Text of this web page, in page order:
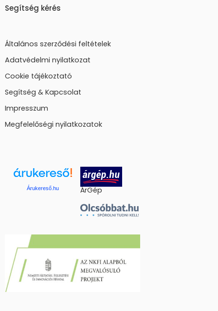
Segítség kérés
Általános szerződési feltételek
Adatvédelmi nyilatkozat
Cookie tájékoztató
Segítség & Kapcsolat
Impresszum
Megfelelőségi nyilatkozatok
Árukereső.hu ÁrGép